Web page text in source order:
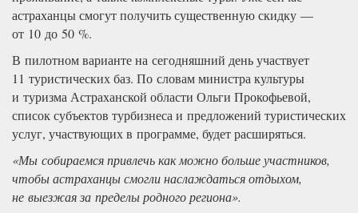
астраханцы смогут получить существенную скидку —
от 10 до 50 %.
В пилотном варианте на сегодняшний день участвует
11 туристических баз. По словам министра культуры
и туризма Астраханской области Ольги Прокофьевой,
список субъектов турбизнеса и предложений туристических
услуг, участвующих в программе, будет расширяться.
«Мы собираемся привлечь как можно больше участников,
чтобы астраханцы смогли наслаждаться отдыхом,
не выезжая за пределы родного региона».